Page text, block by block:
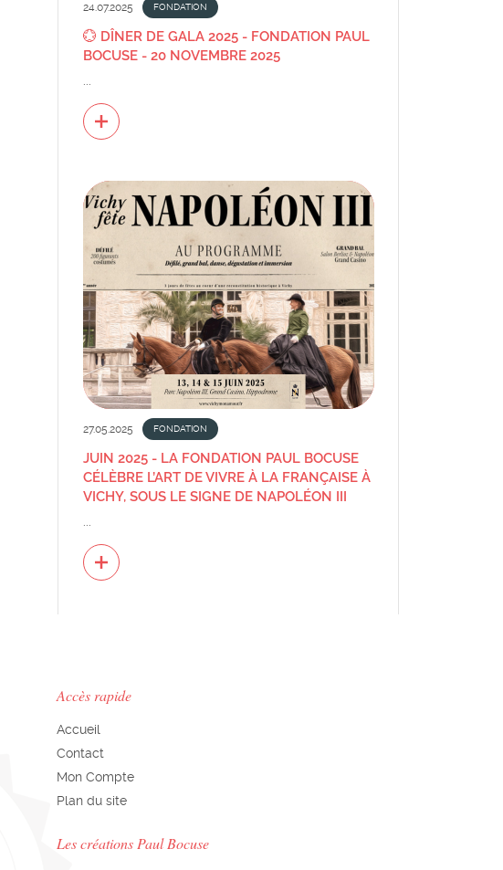
24.07.2025 FONDATION
💮 DÎNER DE GALA 2025 - FONDATION PAUL
BOCUSE - 20 NOVEMBRE 2025
27.05.2025 FONDATION
JUIN 2025 - LA FONDATION PAUL BOCUSE
CÉLÈBRE L’ART DE VIVRE À LA FRANÇAISE À
VICHY, SOUS LE SIGNE DE NAPOLÉON III
Accès rapide
Accueil
Contact
Mon Compte
Plan du site
Les créations Paul Bocuse